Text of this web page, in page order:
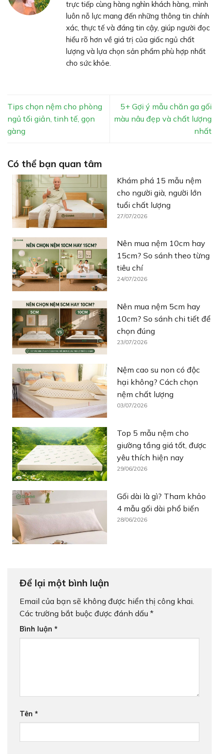
trực tiếp cùng hàng nghìn khách hàng, mình
luôn nỗ lực mang đến những thông tin chính
xác, thực tế và đáng tin cậy, giúp người đọc
hiểu rõ hơn về giá trị của giấc ngủ chất
lượng và lựa chọn sản phẩm phù hợp nhất
cho sức khỏe.
Tips chọn nệm cho phòng
ngủ tối giản, tinh tế, gọn
gàng
5+ Gợi ý mẫu chăn ga gối
màu nâu đẹp và chất lượng
nhất
Có thể bạn quan tâm
Khám phá 15 mẫu nệm
cho người già, người lớn
tuổi chất lượng
27/07/2026
Nên mua nệm 10cm hay
15cm? So sánh theo từng
tiêu chí
24/07/2026
Nên mua nệm 5cm hay
10cm? So sánh chi tiết để
chọn đúng
23/07/2026
Nệm cao su non có độc
hại không? Cách chọn
nệm chất lượng
03/07/2026
Top 5 mẫu nệm cho
giường tầng giá tốt, được
yêu thích hiện nay
29/06/2026
Gối dài là gì? Tham khảo
4 mẫu gối dài phổ biến
28/06/2026
Để lại một bình luận
Email của bạn sẽ không được hiển thị công khai.
Các trường bắt buộc được đánh dấu *
Bình luận *
Tên *